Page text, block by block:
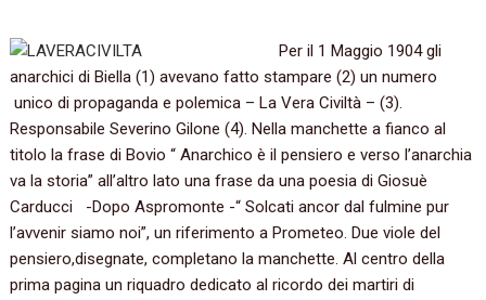
Per il 1 Maggio 1904 gli
anarchici di Biella (1) avevano fatto stampare (2) un numero
unico di propaganda e polemica – La Vera Civiltà – (3).
Responsabile Severino Gilone (4). Nella manchette a fianco al
titolo la frase di Bovio “ Anarchico è il pensiero e verso l’anarchia
va la storia” all’altro lato una frase da una poesia di Giosuè
Carducci -Dopo Aspromonte -“ Solcati ancor dal fulmine pur
l’avvenir siamo noi”, un riferimento a Prometeo. Due viole del
pensiero,disegnate, completano la manchette. Al centro della
prima pagina un riquadro dedicato al ricordo dei martiri di